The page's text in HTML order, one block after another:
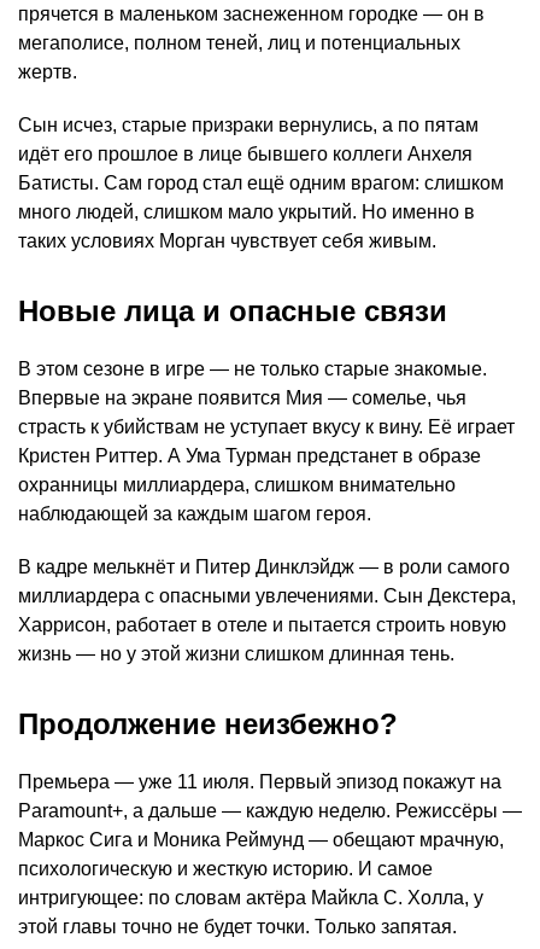
прячется в маленьком заснеженном городке — он в
мегаполисе, полном теней, лиц и потенциальных
жертв.
Сын исчез, старые призраки вернулись, а по пятам
идёт его прошлое в лице бывшего коллеги Анхеля
Батисты. Сам город стал ещё одним врагом: слишком
много людей, слишком мало укрытий. Но именно в
таких условиях Морган чувствует себя живым.
Новые лица и опасные связи
В этом сезоне в игре — не только старые знакомые.
Впервые на экране появится Мия — сомелье, чья
страсть к убийствам не уступает вкусу к вину. Её играет
Кристен Риттер. А Ума Турман предстанет в образе
охранницы миллиардера, слишком внимательно
наблюдающей за каждым шагом героя.
В кадре мелькнёт и Питер Динклэйдж — в роли самого
миллиардера с опасными увлечениями. Сын Декстера,
Харрисон, работает в отеле и пытается строить новую
жизнь — но у этой жизни слишком длинная тень.
Продолжение неизбежно?
Премьера — уже 11 июля. Первый эпизод покажут на
Paramount+, а дальше — каждую неделю. Режиссёры —
Маркос Сига и Моника Реймунд — обещают мрачную,
психологическую и жесткую историю. И самое
интригующее: по словам актёра Майкла С. Холла, у
этой главы точно не будет точки. Только запятая.